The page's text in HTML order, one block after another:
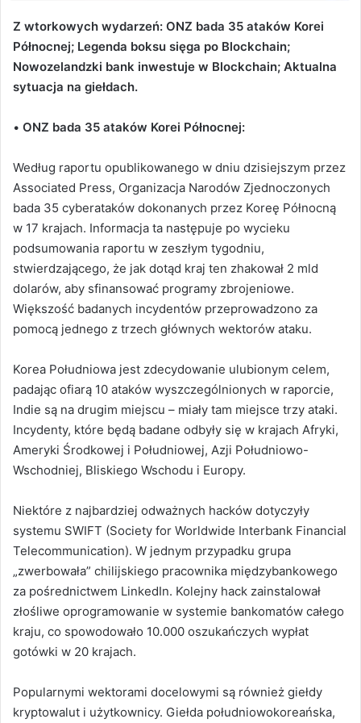
Z wtorkowych wydarzeń: ONZ bada 35 ataków Korei
Północnej; Legenda boksu sięga po Blockchain;
Nowozelandzki bank inwestuje w Blockchain; Aktualna
sytuacja na giełdach.
• ONZ bada 35 ataków Korei Północnej:
Według raportu opublikowanego w dniu dzisiejszym przez
Associated Press, Organizacja Narodów Zjednoczonych
bada 35 cyberataków dokonanych przez Koreę Północną
w 17 krajach. Informacja ta następuje po wycieku
podsumowania raportu w zeszłym tygodniu,
stwierdzającego, że jak dotąd kraj ten zhakował 2 mld
dolarów, aby sfinansować programy zbrojeniowe.
Większość badanych incydentów przeprowadzono za
pomocą jednego z trzech głównych wektorów ataku.
Korea Południowa jest zdecydowanie ulubionym celem,
padając ofiarą 10 ataków wyszczególnionych w raporcie,
Indie są na drugim miejscu – miały tam miejsce trzy ataki.
Incydenty, które będą badane odbyły się w krajach Afryki,
Ameryki Środkowej i Południowej, Azji Południowo-
Wschodniej, Bliskiego Wschodu i Europy.
Niektóre z najbardziej odważnych hacków dotyczyły
systemu SWIFT (Society for Worldwide Interbank Financial
Telecommunication). W jednym przypadku grupa
„zwerbowała” chilijskiego pracownika międzybankowego
za pośrednictwem LinkedIn. Kolejny hack zainstalował
złośliwe oprogramowanie w systemie bankomatów całego
kraju, co spowodowało 10.000 oszukańczych wypłat
gotówki w 20 krajach.
Popularnymi wektorami docelowymi są również giełdy
kryptowalut i użytkownicy. Giełda południowokoreańska,